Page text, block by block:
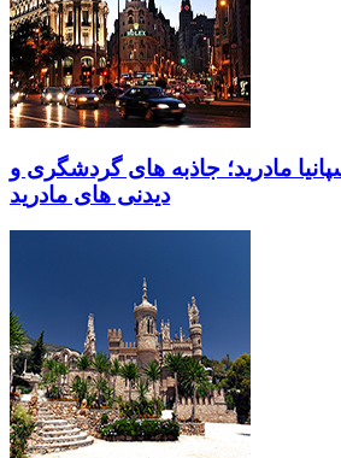
مادرید؛ جاذبه های گردشگری و
دیدنی های مادرید